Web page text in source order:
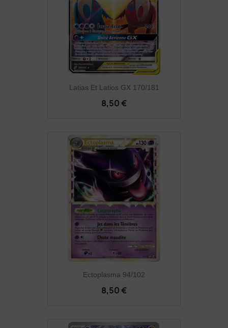
Latias Et Latios GX 170/181
8,50 €
Ectoplasma 94/102
8,50 €